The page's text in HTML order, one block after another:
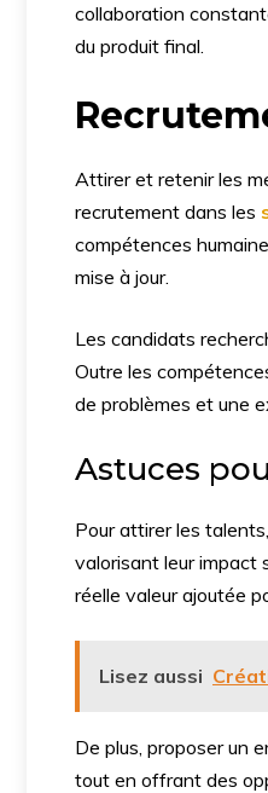
collaboration
du produit final.
Attirer et retenir les
recrutement dans les
compétences
mise à jour.
Les candidats
Outre les
de problèmes et une
Astuces
Pour attirer les
valorisant leur impact
réelle valeur ajoutée
Lisez aussi
De plus, proposer un
tout en offrant des